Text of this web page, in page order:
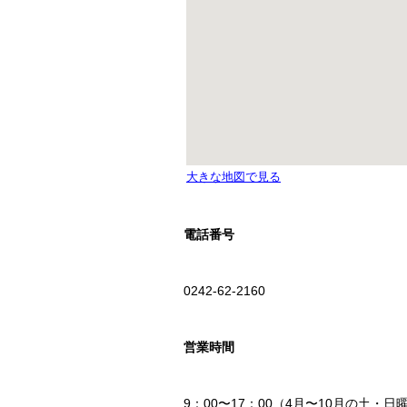
電話番号
0242-62-2160
営業時間
9：00〜17：00（4月〜10月の土・日